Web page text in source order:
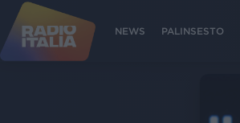
NEWS PALINSESTO